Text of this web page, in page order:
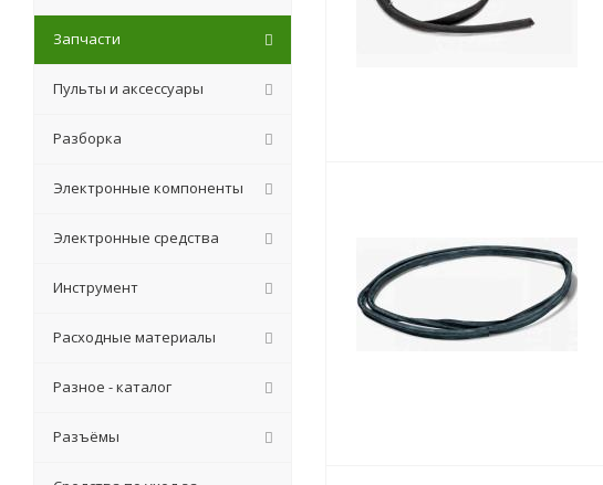
Запчасти
Пульты и аксессуары
Разборка
Электронные компоненты
Электронные средства
Инструмент
Расходные материалы
Разное - каталог
Разъёмы